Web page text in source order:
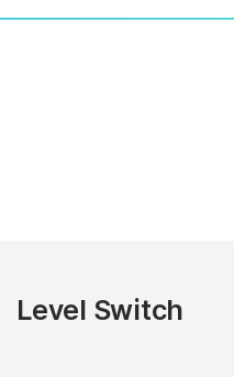
Level Switch